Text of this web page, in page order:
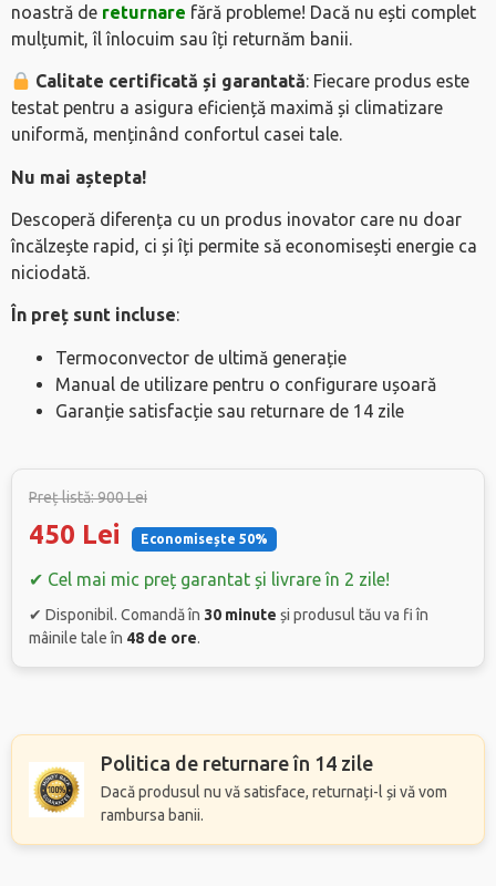
noastră de returnare fără probleme! Dacă nu ești complet
mulțumit, îl înlocuim sau îți returnăm banii.
Calitate certificată și garantată: Fiecare produs este
testat pentru a asigura eficiență maximă și climatizare
uniformă, menținând confortul casei tale.
Nu mai aștepta!
Descoperă diferența cu un produs inovator care nu doar
încălzește rapid, ci și îți permite să economisești energie ca
niciodată.
În preț sunt incluse:
Termoconvector de ultimă generație
Manual de utilizare pentru o configurare ușoară
Garanție satisfacție sau returnare de 14 zile
Preț listă: 900 Lei
450 Lei Economisește 50%
✔ Cel mai mic preț garantat și livrare în 2 zile!
✔ Disponibil. Comandă în 30 minute și produsul tău va fi în
mâinile tale în 48 de ore.
Politica de returnare în 14 zile
Dacă produsul nu vă satisface, returnați-l și vă vom
rambursa banii.